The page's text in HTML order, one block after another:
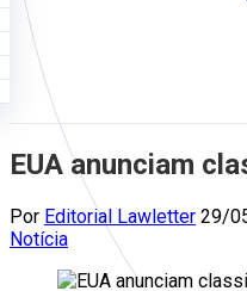
EUA anunciam
Por Editorial Lawletter 29/
Notícia